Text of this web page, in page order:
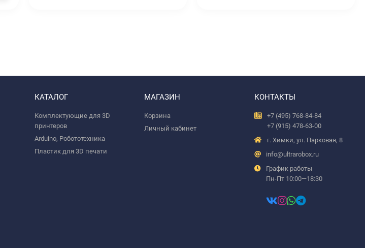
КАТАЛОГ
Комплектующие для 3D
принтеров
Arduino, Робототехника
Пластик для 3D печати
МАГАЗИН
Корзина
Личный кабинет
КОНТАКТЫ
+7 (495) 768-84-84
+7 (915) 478-63-00
г. Химки, ул. Парковая, 8
info@ultrarobox.ru
График работы
Пн-Пт 10:00—18:30